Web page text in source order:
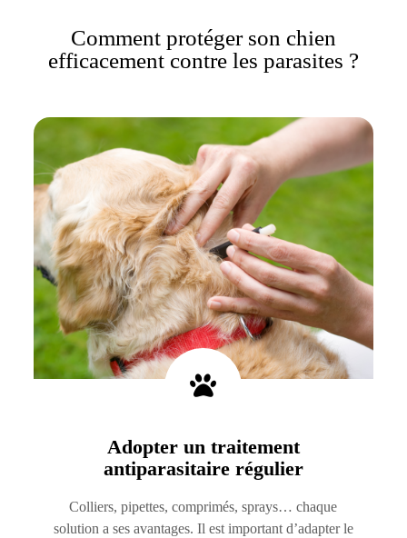
Comment protéger son chien
efficacement contre les parasites ?
Adopter un traitement
antiparasitaire régulier
Colliers, pipettes, comprimés, sprays… chaque
solution a ses avantages. Il est important d’adapter le